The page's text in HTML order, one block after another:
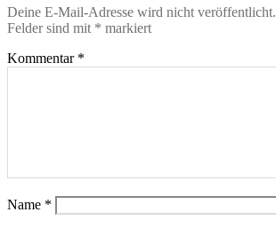
Deine E-Mail-Adresse wird nicht veröffentlicht.
Felder sind mit * markiert
Kommentar *
Name *